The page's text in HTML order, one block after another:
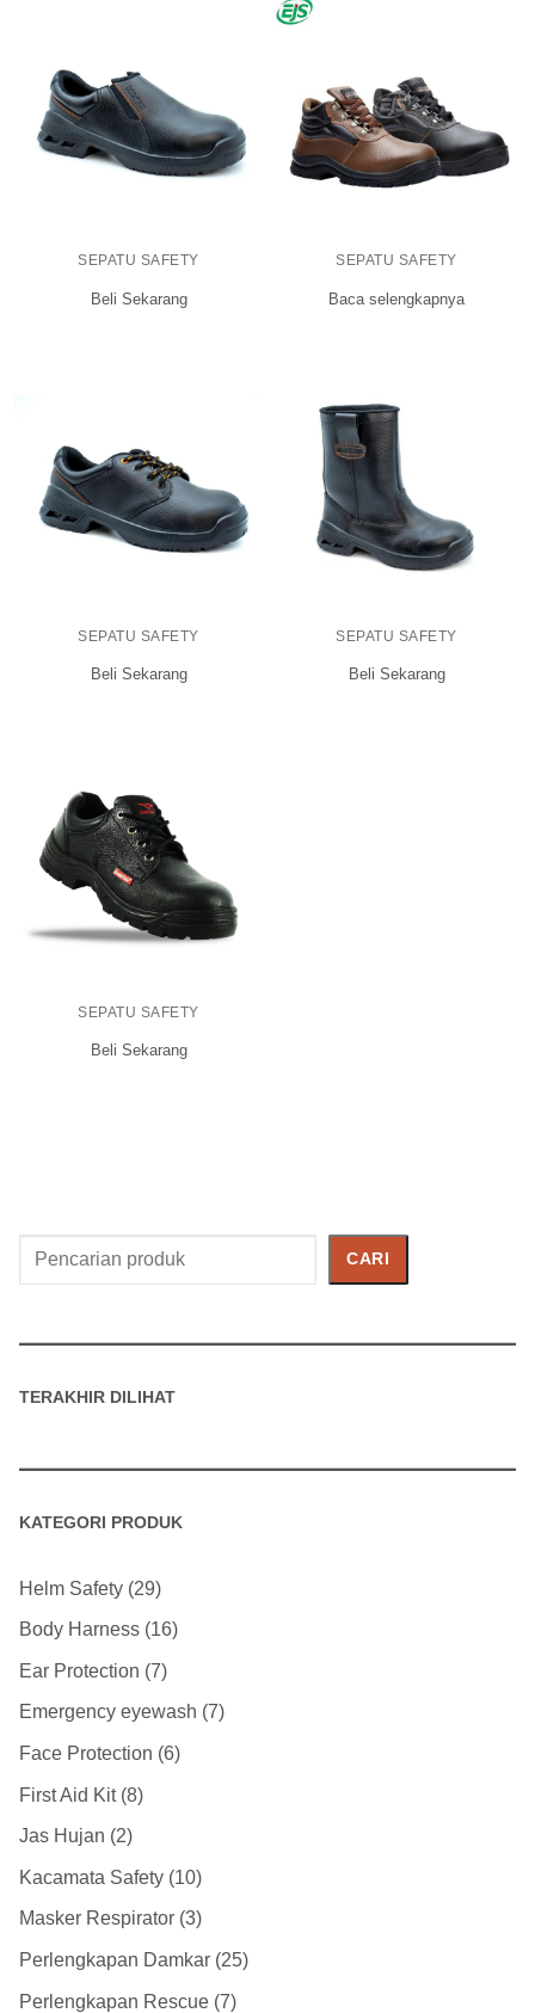
SEPATU SAFETY
Beli Sekarang
SEPATU SAFETY
Baca selengkapnya
SEPATU SAFETY
Beli Sekarang
SEPATU SAFETY
Beli Sekarang
SEPATU SAFETY
Beli Sekarang
Cari
Produk
CARI
TERAKHIR DILIHAT
KATEGORI PRODUK
Helm Safety 29
Body Harness 16
Ear Protection 7
Emergency eyewash 7
Face Protection 6
First Aid Kit 8
Jas Hujan 2
Kacamata Safety 10
Masker Respirator 3
Perlengkapan Damkar 25
Perlengkapan Rescue 7